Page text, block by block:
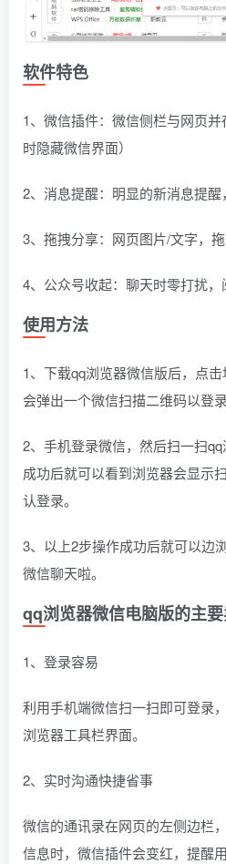
软件特色
1、微信插件：微信侧栏与网页
时隐藏微信界面）
2、消息提醒：明显的新消息提
3、拖拽分享：网页图片/文字，
4、公众号收起：聊天时零打扰，
使用方法
1、下载qq浏览器微信版后，点击
会弹出一个微信扫描二维码以登录
2、手机登录微信，然后扫一扫
成功后就可以看到浏览器会显示
认登录。
3、以上2步操作成功后就可以边
微信聊天啦。
qq浏览器微信电脑版的主
1、登录容易
利用手机端微信扫一扫即可登录
浏览器工具栏界面。
2、实时沟通快捷省事
微信的通讯录在网页的左侧边栏
信息时，微信插件会变红，提醒